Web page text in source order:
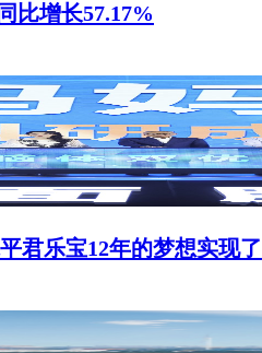
比增长57.17%
君乐宝12年的梦想实现了